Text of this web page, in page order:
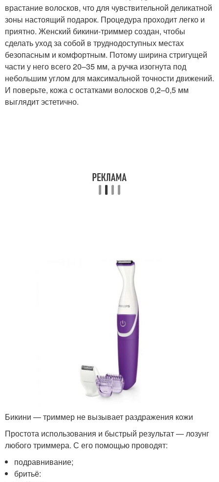
врастание волосков, что для чувствительной деликатной
зоны настоящий подарок. Процедура проходит легко и
приятно. Женский бикини-триммер создан, чтобы
сделать уход за собой в труднодоступных местах
безопасным и комфортным. Потому ширина стригущей
части у него всего 20–35 мм, а ручка изогнута под
небольшим углом для максимальной точности движений.
И поверьте, кожа с остатками волосков 0,2–0,5 мм
выглядит эстетично.
Бикини — триммер не вызывает раздражения кожи
Простота использования и быстрый результат — лозунг
любого триммера. С его помощью проводят:
подравнивание;
бритьё: